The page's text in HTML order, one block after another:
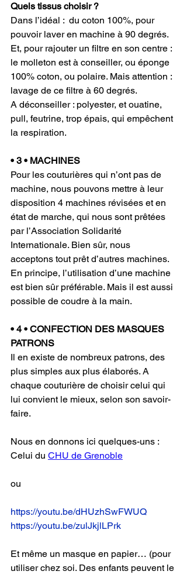
Quels tissus choisir ?
Dans l’idéal :  du coton 100%, pour
pouvoir laver en machine à 90 degrés.
Et, pour rajouter un filtre en son centre :
le molleton est à conseiller, ou éponge
100% coton, ou polaire. Mais attention :
lavage de ce filtre à 60 degrés.
A déconseiller : polyester, et ouatine,
pull, feutrine, trop épais, qui empêchent
la respiration.
• 3 • MACHINES
Pour les couturières qui n’ont pas de
machine, nous pouvons mettre à leur
disposition 4 machines révisées et en
état de marche, qui nous sont prêtées
par l’Association Solidarité
Internationale. Bien sûr, nous
acceptons tout prêt d’autres machines.
En principe, l’utilisation d’une machine
est bien sûr préférable. Mais il est aussi
possible de coudre à la main.
• 4 • CONFECTION DES MASQUES
PATRONS
Il en existe de nombreux patrons, des
plus simples aux plus élaborés. A
chaque couturière de choisir celui qui
lui convient le mieux, selon son savoir-
faire.
Nous en donnons ici quelques-uns :
Celui du CHU de Grenoble
ou
https://youtu.be/dHUzhSwFWUQ
https://youtu.be/zulJkjlLPrk
Et même un masque en papier… (pour
utiliser chez soi. Des enfants peuvent le